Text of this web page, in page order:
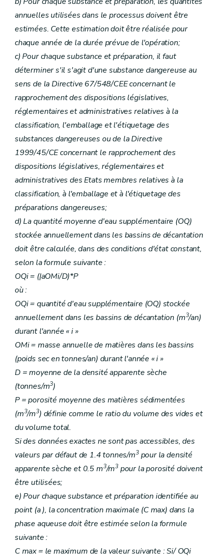
annuelles utilisées dans le processus doivent être
estimées. Cette estimation doit être réalisée pour
chaque année de la durée prévue de l'opération;
c) Pour chaque substance et préparation, il faut
déterminer s'il s'agit d'une substance dangereuse au
sens de la Directive 67/548/CEE concernant le
rapprochement des dispositions législatives,
réglementaires et administratives relatives à la
classification, l'emballage et l'étiquetage des
substances dangereuses ou de la Directive
1999/45/CE concernant le rapprochement des
dispositions législatives, réglementaires et
administratives des Etats membres relatives à la
classification, à l'emballage et à l'étiquetage des
préparations dangereuses;
d) La quantité moyenne d'eau supplémentaire (OQ)
stockée annuellement dans les bassins de décantation
doit être calculée, dans des conditions d'état constant,
selon la formule suivante :
OQi = (|aOMi/D)*P
où :
OQi = quantité d'eau supplémentaire (OQ) stockée
annuellement dans les bassins de décantation (m3/an)
durant l'année « i »
OMi = masse annuelle de matières dans les bassins
(poids sec en tonnes/an) durant l'année « i »
D = moyenne de la densité apparente sèche
(tonnes/m3)
P = porosité moyenne des matières sédimentées
(m3/m3) définie comme le ratio du volume des vides et
du volume total.
Si des données exactes ne sont pas accessibles, des
valeurs par défaut de 1.4 tonnes/m3pour la densité
apparente sèche et 0.5 m3/m3pour la porosité doivent
être utilisées;
e) Pour chaque substance et préparation identifiée au
point (a ), la concentration maximale (C max) dans la
phase aqueuse doit être estimée selon la formule
suivante :
C max = le maximum de la valeur suivante : Si/ OQi